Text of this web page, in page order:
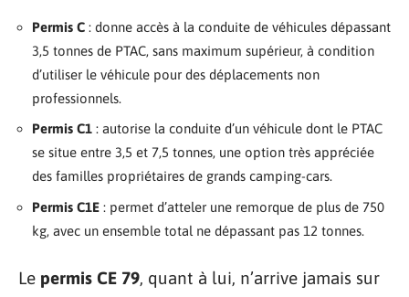
Permis C : donne accès à la conduite de véhicules dépassant
3,5 tonnes de PTAC, sans maximum supérieur, à condition
d’utiliser le véhicule pour des déplacements non
professionnels.
Permis C1 : autorise la conduite d’un véhicule dont le PTAC
se situe entre 3,5 et 7,5 tonnes, une option très appréciée
des familles propriétaires de grands camping-cars.
Permis C1E : permet d’atteler une remorque de plus de 750
kg, avec un ensemble total ne dépassant pas 12 tonnes.
Le permis CE 79, quant à lui, n’arrive jamais sur